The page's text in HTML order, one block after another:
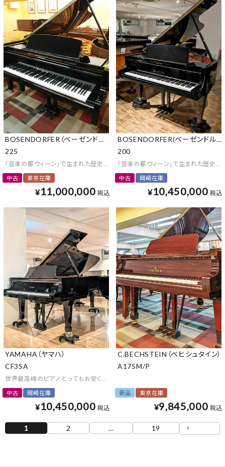
BOSENDORFER（ベーゼンドルファー）
225
「音楽の都ウィーン」で生まれた歴史と伝統のあるピアノ
中古 東京在庫
¥11,000,000 税込
BOSENDORFER(ベーゼンドルフ
200
「音楽の都ウィーン」で生まれた歴史
中古 岡崎在庫
¥10,450,000 税込
YAMAHA（ヤマハ）
CF3SA
世界最高峰のピアノ とってもお安くご提供します
中古 岡崎在庫
¥10,450,000 税込
C.BECHSTEIN（ベヒシュタイン）
A175M/P
新品 東京在庫
¥9,845,000 税込
1 2 … 19